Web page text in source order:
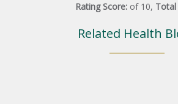
Rating Score: of 10, Total
Related Health